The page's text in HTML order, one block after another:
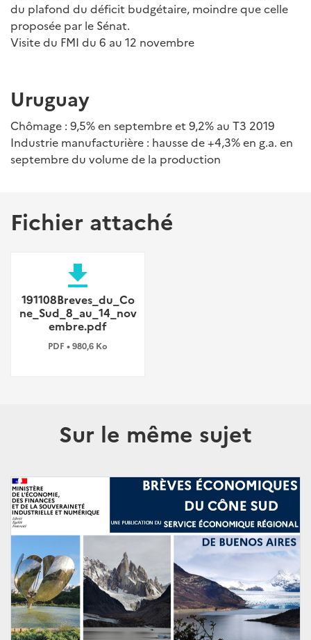
du plafond du déficit budgétaire, moindre que celle
proposée par le Sénat.
Visite du FMI du 6 au 12 novembre
Uruguay
Chômage : 9,5% en septembre et 9,2% au T3 2019
Industrie manufacturière : hausse de +4,3% en g.a. en
septembre du volume de la production
Fichier attaché
file_download
191108Breves_du_Co
ne_Sud_8_au_14_nov
embre.pdf
PDF • 980,6 Ko
Sur le même sujet